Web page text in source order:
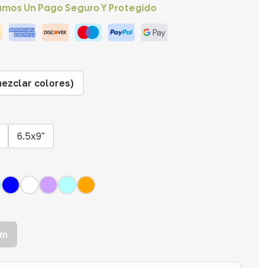
Un Pago Seguro Y Protegido
colores)
6.5x9"